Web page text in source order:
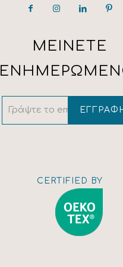
LAURA ASHLEY
182 33 Ρέντης, Αθήνα
ΜΕΙΝΕΤΕ
CERTIFIED BY